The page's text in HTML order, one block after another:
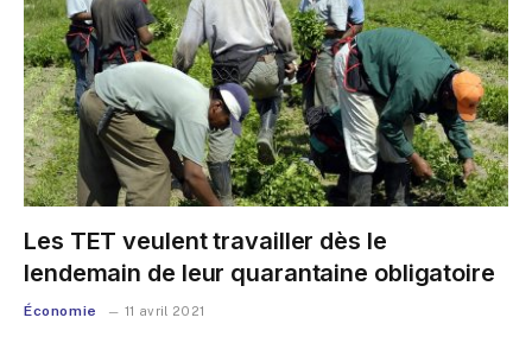
Les TET veulent travailler dès le
lendemain de leur quarantaine obligatoire
Économie 11 avril 2021